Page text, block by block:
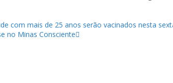
com mais de 25 anos serão vacinados nesta
no Minas Consciente